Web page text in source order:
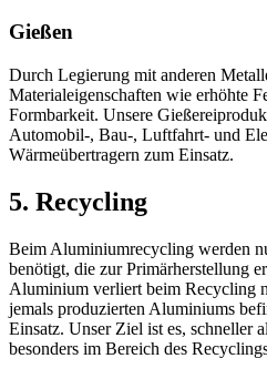
Gießen
Durch Legierung mit anderen
Materialeigenschaften wie erhöhte
Formbarkeit. Unsere
Automobil-, Bau-, Luftfahrt- und
Wärmeübertragern zum Einsatz.
5. Recycling
Beim Aluminiumrecycling werden
benötigt, die zur Primärherstellung
Aluminium verliert beim Recycling
jemals produzierten Aluminiums
Einsatz. Unser Ziel ist es, schneller
besonders im Bereich des